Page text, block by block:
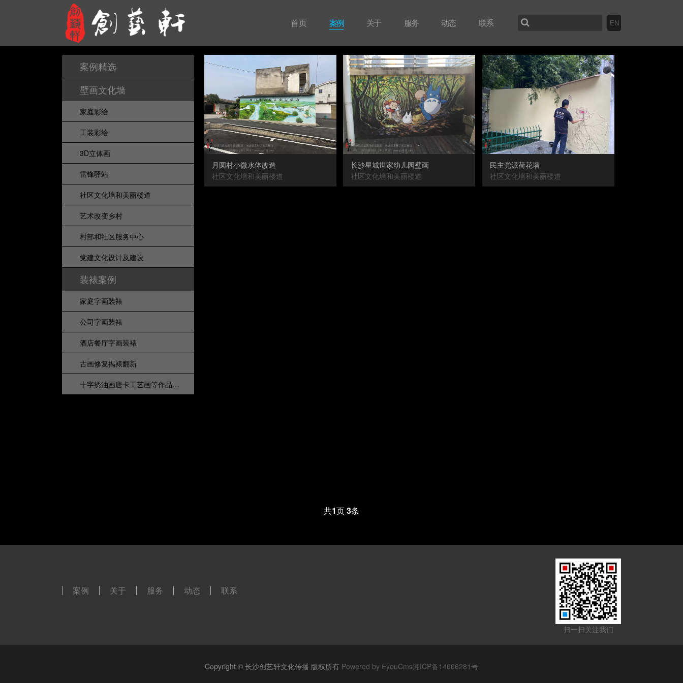
首 页 案例 关于 服务 动态 联系 EN
案例精选
壁画文化墙
家庭彩绘
工装彩绘
3D立体画
雷锋驿站
社区文化墙和美丽楼道
艺术改变乡村
村部和社区服务中心
党建文化设计及建设
装裱案例
家庭字画装裱
公司字画装裱
酒店餐厅字画装裱
古画修复揭裱翻新
十字绣油画唐卡工艺画等作品装裱
月圆村小微水体改造
社区文化墙和美丽楼道
长沙星城世家幼儿园壁画
社区文化墙和美丽楼道
民主党派荷花墙
社区文化墙和美丽楼道
共1页3条
案例 关于 服务 动态 联系
扫一扫关注我们
Copyright © 长沙创艺轩文化传播 版权所有 Powered by EyouCms湘ICP备14006281号